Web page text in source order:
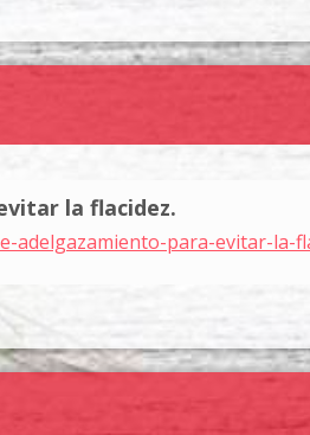
la flacidez.
adelgazamiento-para-evitar-la-